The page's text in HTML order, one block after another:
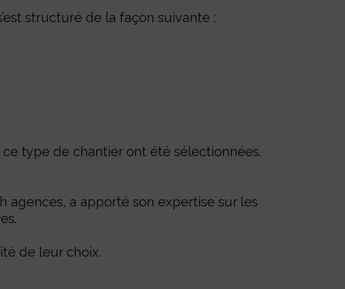
structuré de la façon suivante :
type de chantier ont été sélectionnées.
a apporté son expertise sur les
de leur choix.